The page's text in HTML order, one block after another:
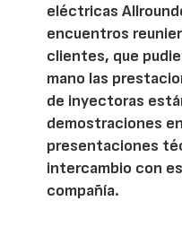
eléctricas
encuentros
clientes, que
mano las
de inyectoras
demostraciones
presentaciones
intercambio con
compañía.